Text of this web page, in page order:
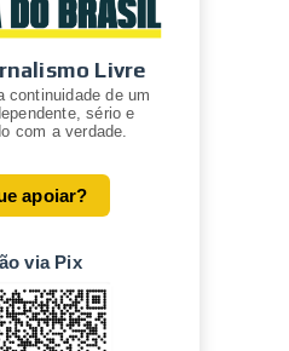
Livre
continuidade de um
sério e
com a verdade.
apoiar?
via Pix